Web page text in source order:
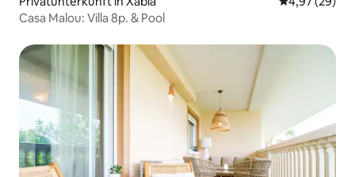
Casa Malou: Villa 8p. & Pool